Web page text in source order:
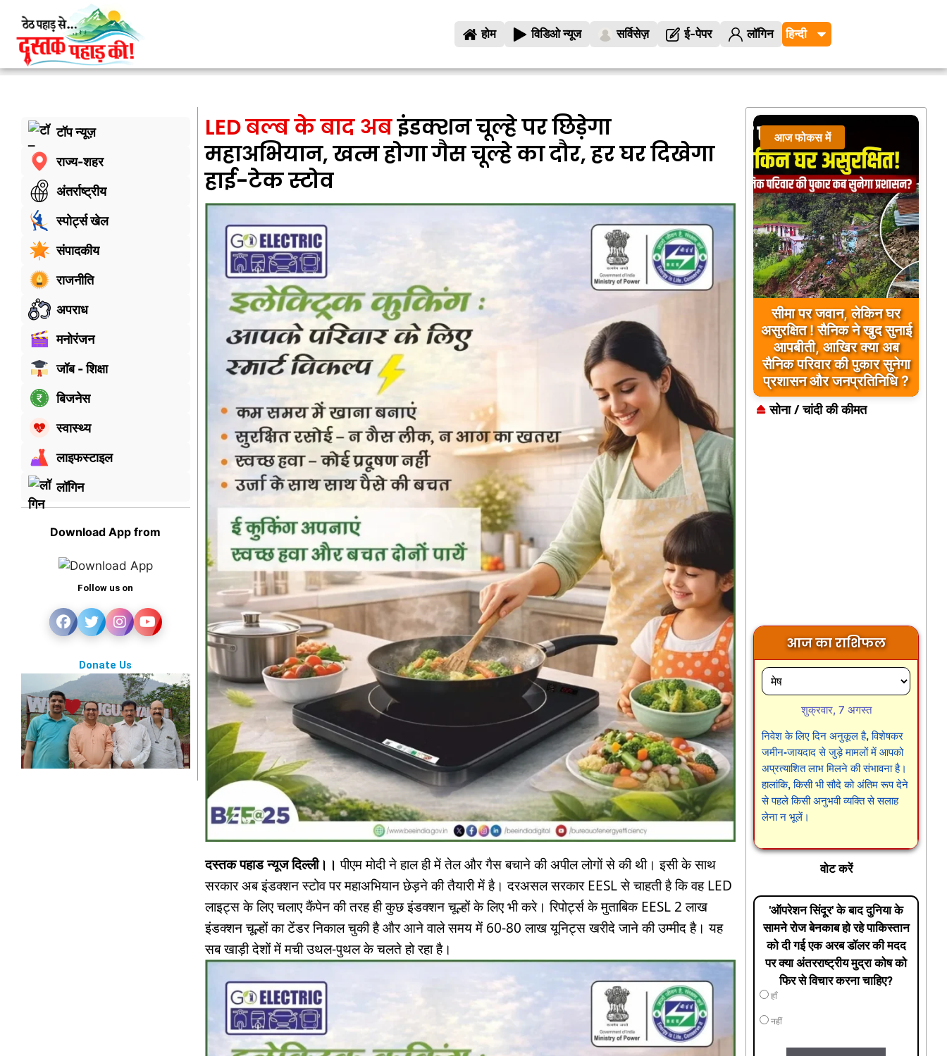
होम विडिओ न्यूज सर्विसेज़ ई-पेपर लॉगिन
टॉप न्यूज़
राज्य-शहर
अंतर्राष्ट्रीय
स्पोर्ट्स खेल
संपादकीय
राजनीति
अपराध
मनोरंजन
जॉब - शिक्षा
बिजनेस
स्वास्थ्य
लाइफस्टाइल
लॉगिन
Download App from
Follow us on
Donate Us
LED बल्ब के बाद अबइंडक्शन चूल्हे पर छिड़ेगा
महाअभियान, खत्म होगा गैस चूल्हे का दौर, हर घर दिखेगा
हाई-टेक स्टोव
दस्तक पहाड न्यूज दिल्ली।।पीएम मोदी ने हाल ही में तेल और गैस बचाने की अपील लोगों से की थी। इसी के साथ
सरकार अब इंडक्शन स्टोव पर महाअभियान छेड़ने की तैयारी में है। दरअसल सरकार EESL से चाहती है कि वह LED
लाइट्स के लिए चलाए कैंपेन की तरह ही कुछ इंडक्शन चूल्हों के लिए भी करे। रिपोर्ट्स के मुताबिक EESL 2 लाख
इंडक्शन चूल्हों का टेंडर निकाल चुकी है और आने वाले समय में 60-80 लाख यूनिट्स खरीदे जाने की उम्मीद है। यह
सब खाड़ी देशों में मची उथल-पुथल के चलते हो रहा है।
आज फोकस में
सीमा पर जवान, लेकिन घर
असुरक्षित ! सैनिक ने खुद सुनाई
आपबीती, आखिर क्या अब
सैनिक परिवार की पुकार सुनेगा
प्रशासन और जनप्रतिनिधि ?
सोना / चांदी की कीमत
आज का राशिफल
शुक्रवार, 7 अगस्त
निवेश के लिए दिन अनुकूल है, विशेषकर
जमीन-जायदाद से जुड़े मामलों में आपको
अप्रत्याशित लाभ मिलने की संभावना है।
हालांकि, किसी भी सौदे को अंतिम रूप देने
से पहले किसी अनुभवी व्यक्ति से सलाह
लेना न भूलें।
वोट करें
'ऑपरेशन सिंदूर' के बाद दुनिया के
सामने रोज बेनकाब हो रहे पाकिस्तान
को दी गई एक अरब डॉलर की मदद
पर क्या अंतरराष्ट्रीय मुद्रा कोष को
फिर से विचार करना चाहिए?
हाँ
नहीं